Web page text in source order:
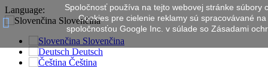
Spoločnosť používa na tejto webovej stránke súbory
Cookies pre cielenie reklamy sú spracovávané
spoločnosťou Google Inc. v súlade so Zásadami
Language:
Slovenčina
Slovenčina
Deutsch
Čeština